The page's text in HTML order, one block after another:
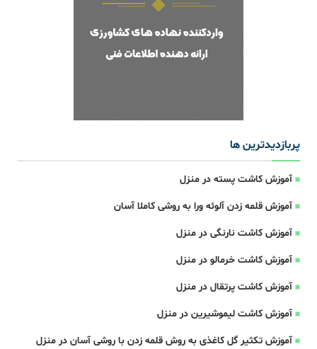
پربازدیدترین ها
آموزش کاشت پسته در منزل
آموزش قلمه زدن آلوئه ورا به روشی کاملا آسان
آموزش کاشت نارنگی در منزل
آموزش کاشت خرمالو در منزل
آموزش کاشت پرتقال در منزل
آموزش کاشت لیموشیرین در منزل
آموزش تکثیر گل کاغذی به روش قلمه زدن با روشی آسان در منزل